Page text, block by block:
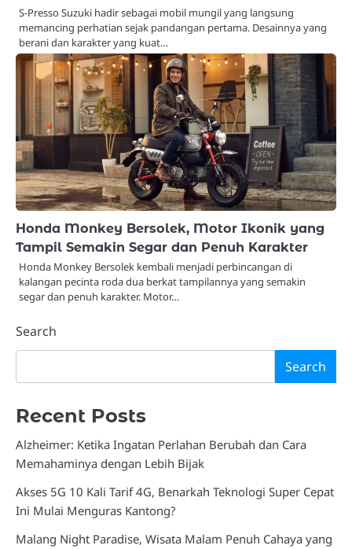
S-Presso Suzuki hadir sebagai mobil mungil yang langsung
memancing perhatian sejak pandangan pertama. Desainnya yang
berani dan karakter yang kuat…
Honda Monkey Bersolek, Motor Ikonik yang
Tampil Semakin Segar dan Penuh Karakter
Honda Monkey Bersolek kembali menjadi perbincangan di
kalangan pecinta roda dua berkat tampilannya yang semakin
segar dan penuh karakter. Motor…
Search
Search
Recent Posts
Alzheimer: Ketika Ingatan Perlahan Berubah dan Cara
Memahaminya dengan Lebih Bijak
Akses 5G 10 Kali Tarif 4G, Benarkah Teknologi Super Cepat
Ini Mulai Menguras Kantong?
Malang Night Paradise, Wisata Malam Penuh Cahaya yang